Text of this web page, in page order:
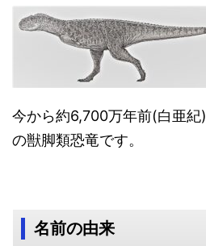
今から約6,700万年前(白亜
の獣脚類恐竜です。
名前の由来